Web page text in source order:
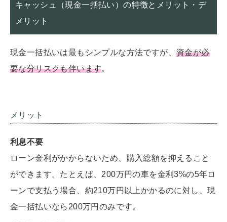
キャッシュ（現金一括払い）の特徴とメリット・デ
メリット
現金一括払いは最もシンプルな方法ですが、 資金が必
要な分リスクも伴います。
メリット
利息不要
ローン金利がかからないため、購入総額を抑えること
ができます。たとえば、200万円の車を金利3%の5年ロ
ーンで支払う場合、約210万円以上かかるのに対し、現
金一括払いなら200万円のみです。